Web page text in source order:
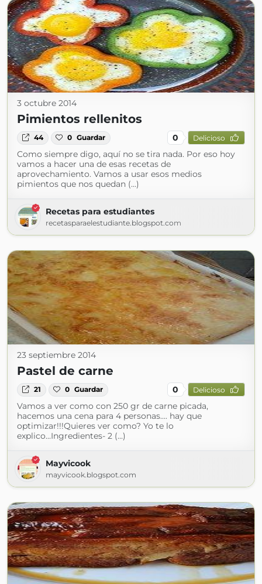
3 octubre 2014
Pimientos rellenitos
44 0 Guardar 0 Delicioso
Como siempre digo, aquí no se tira nada. Por eso hoy
vamos a hacer una de esas recetas de
aprovechamiento. Vamos a usar esos medios
pimientos que nos quedan (...)
Recetas para estudiantes
recetasparaelestudiante.blogspot.com
23 septiembre 2014
Pastel de carne
21 0 Guardar 0 Delicioso
Vamos a ver como con 250 gr de carne picada,
hacemos una cena para 4 personas.... hay que
optimizar!!!Quieres ver como? Yo te lo
explico...Ingredientes- 2 (...)
Mayvicook
mayvicook.blogspot.com